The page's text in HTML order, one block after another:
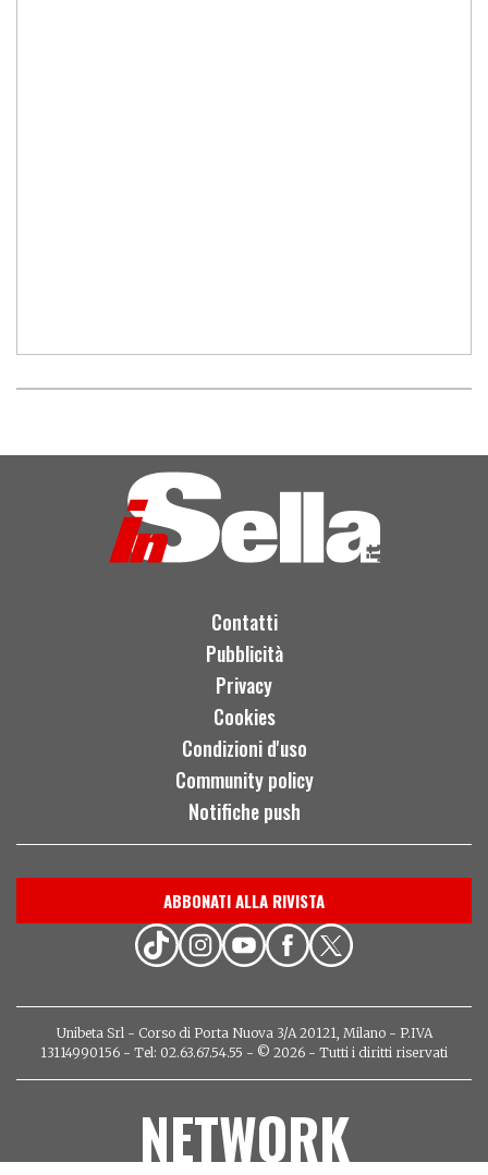
Contatti
Pubblicità
Privacy
Cookies
Condizioni d'uso
Community policy
Notifiche push
ABBONATI ALLA RIVISTA
Unibeta Srl - Corso di Porta Nuova 3/A 20121, Milano - P.IVA
13114990156 - Tel: 02.63.67.54.55 - © 2026 - Tutti i diritti riservati
NETWORK